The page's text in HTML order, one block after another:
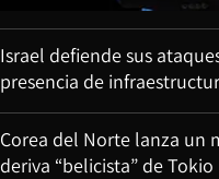
Israel defiende sus
presencia de
Corea del Norte lanza un
deriva “belicista” de Tokio